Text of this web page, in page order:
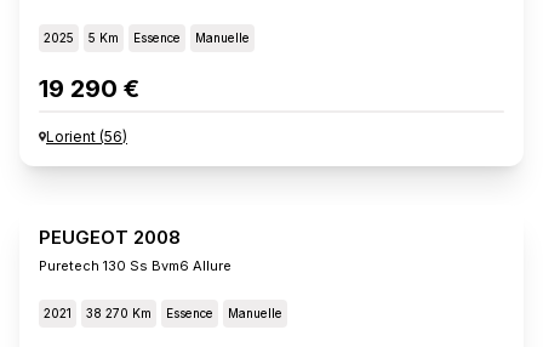
2025 5 Km Essence Manuelle
19 290 €
Lorient (56)
PEUGEOT 2008
Puretech 130 Ss Bvm6 Allure
2021 38 270 Km Essence Manuelle